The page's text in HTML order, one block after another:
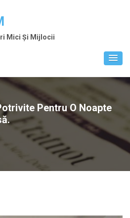
Mici Și Mijlocii
Pentru O Noapte